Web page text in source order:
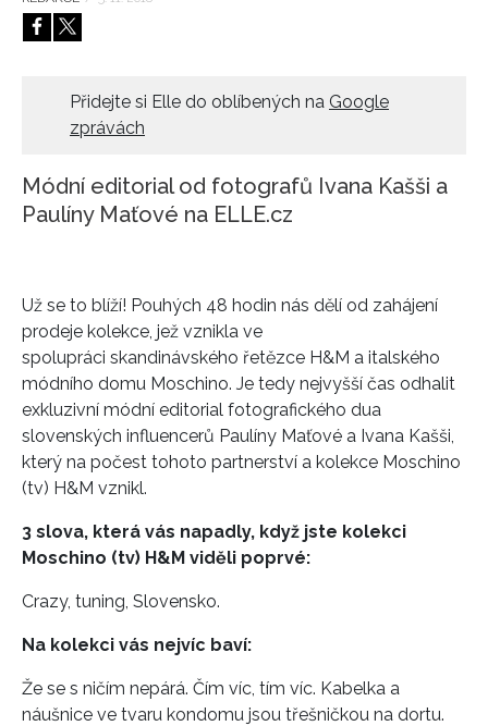
HOME
Přidejte si Elle do oblíbených na Google
zprávách
Módní editorial od fotografů Ivana Kašši a
Paulíny Maťové na ELLE.cz
Už se to blíží! Pouhých 48 hodin nás dělí od zahájení
prodeje kolekce, jež vznikla ve
spolupráci skandinávského řetězce H&M a italského
módního domu Moschino. Je tedy nejvyšší čas odhalit
exkluzivní módní editorial fotografického dua
slovenských influencerů Paulíny Maťové a Ivana Kašši,
který na počest tohoto partnerství a kolekce Moschino
(tv) H&M vznikl.
3 slova, která vás napadly, když jste kolekci
Moschino (tv) H&M viděli poprvé:
Crazy, tuning, Slovensko.
Na kolekci vás nejvíc baví:
Že se s ničím nepárá. Čím víc, tím víc. Kabelka a
náušnice ve tvaru kondomu jsou třešničkou na dortu.